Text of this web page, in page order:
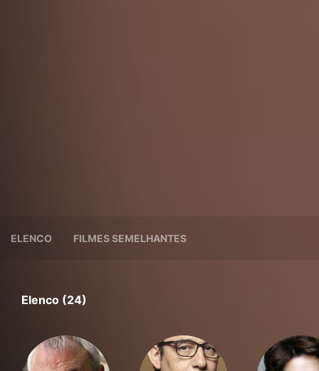
ELENCO FILMES SEMELHANTES
Elenco (24)